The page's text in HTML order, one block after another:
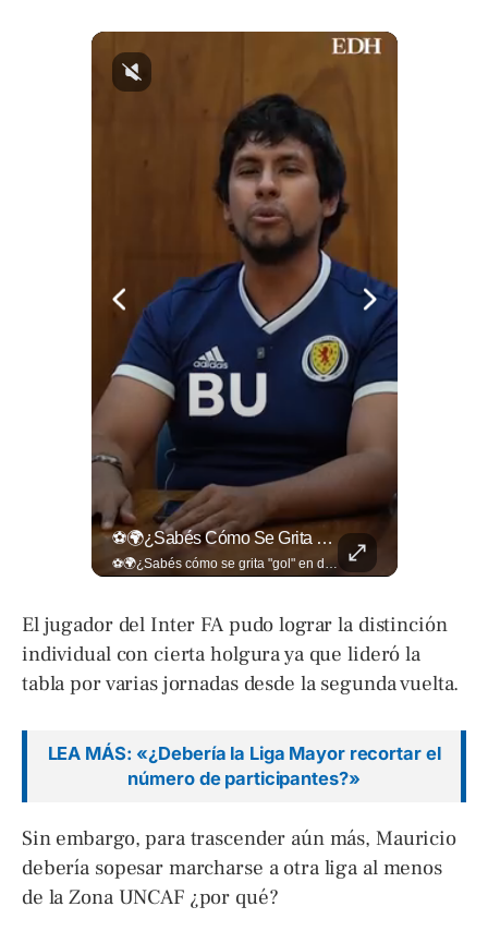
⚽🌍¿Sabés Cómo Se Grita "gol" En Distintos Rincones Del Mundo?
⚽🌍¿Sabés cómo se grita "gol" en distintos rincones del mundo? Descubrí cómo celebran la palabra más emocionante del fútbol en los países que disputan el Mundial 2026. Encuentra más en ➡️ eldiariodehoy.com #Deportes #Mundial2026
El jugador del Inter FA pudo lograr la distinción
individual con cierta holgura ya que lideró la
tabla por varias jornadas desde la segunda vuelta.
LEA MÁS: «¿Debería la Liga Mayor recortar el
número de participantes?»
Sin embargo, para trascender aún más, Mauricio
debería sopesar marcharse a otra liga al menos
de la Zona UNCAF ¿por qué?